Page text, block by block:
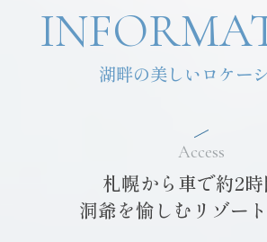
湖畔の美しいロケー
Access
札幌から車で約2時
洞爺を愉しむリゾー